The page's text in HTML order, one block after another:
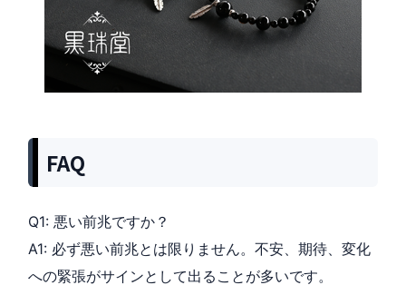
FAQ
Q1: 悪い前兆ですか？
A1: 必ず悪い前兆とは限りません。不安、期待、変化
への緊張がサインとして出ることが多いです。